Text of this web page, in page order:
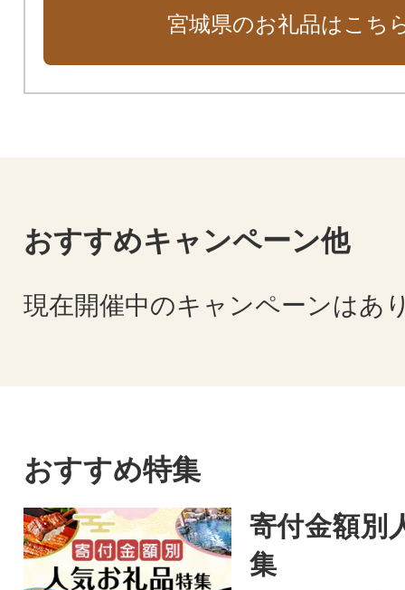
宮城県のお礼品はこち
おすすめキャンペーン他
現在開催中のキャンペーンはあ
おすすめ特集
寄付金額別
集